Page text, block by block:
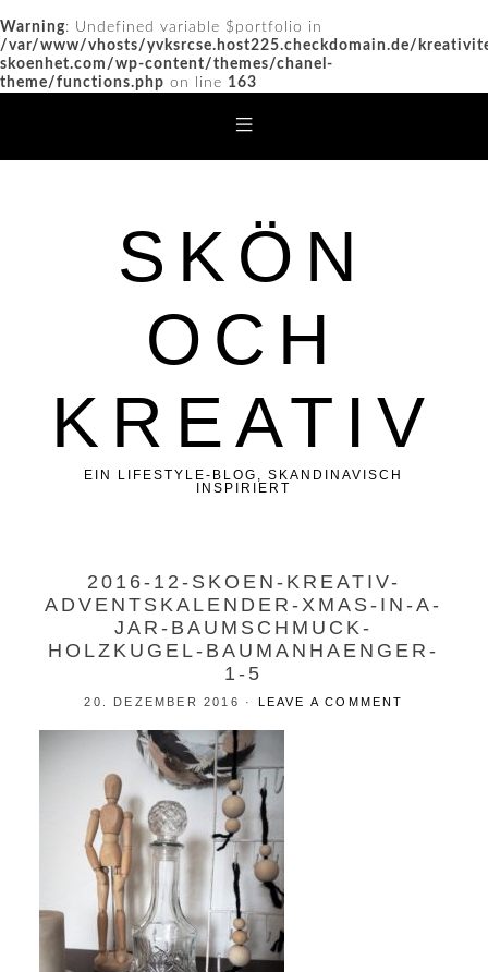
Warning: Undefined variable $portfolio in
/var/www/vhosts/yvksrcse.host225.checkdomain.de/
skoenhet.com/wp-content/themes/chanel-
theme/functions.php on line 163
SKÖN
OCH
KREATIV
EIN LIFESTYLE-BLOG, SKANDINAVISCH
INSPIRIERT
2016-12-SKOEN-KREATIV-
ADVENTSKALENDER-XMAS-IN-A-
JAR-BAUMSCHMUCK-
HOLZKUGEL-BAUMANHAENGER-
1-5
20. DEZEMBER 2016 · LEAVE A COMMENT